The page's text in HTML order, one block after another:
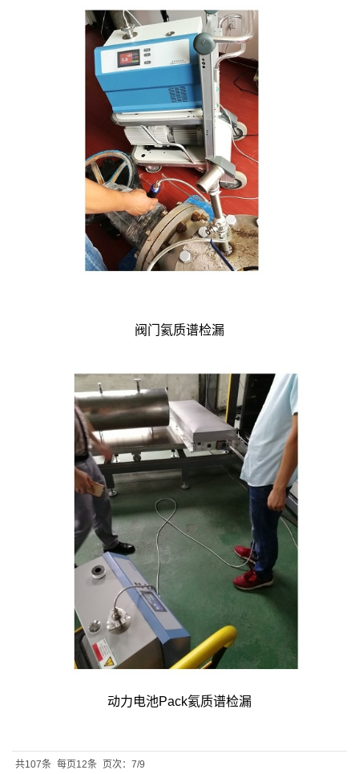
阀门氦质谱检漏
动力电池Pack氦质谱检漏
共107条 每页12条 页次：7/9